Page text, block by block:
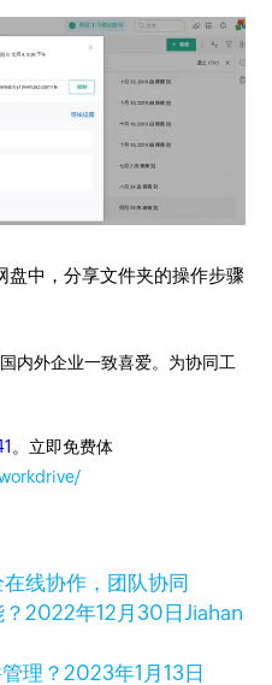
盘中，分享文件夹的操作步骤
国内外企业一致喜爱。为协同工
。立即免费体
在线协作，团队协同
2022年12月30日Jiahan
理？ 2023年1月13日